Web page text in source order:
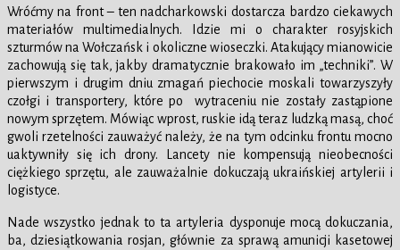
Wróćmy na front – ten nadcharkowski dostarcza bardzo ciekawych
materiałów multimedialnych. Idzie mi o charakter rosyjskich
szturmów na Wołczańsk i okoliczne wioseczki. Atakujący mianowicie
zachowują się tak, jakby dramatycznie brakowało im „techniki”. W
pierwszym i drugim dniu zmagań piechocie moskali towarzyszyły
czołgi i transportery, które po wytraceniu nie zostały zastąpione
nowym sprzętem. Mówiąc wprost, ruskie idą teraz ludzką masą, choć
gwoli rzetelności zauważyć należy, że na tym odcinku frontu mocno
uaktywniły się ich drony. Lancety nie kompensują nieobecności
ciężkiego sprzętu, ale zauważalnie dokuczają ukraińskiej artylerii i
logistyce.
Nade wszystko jednak to ta artyleria dysponuje mocą dokuczania,
ba, dziesiątkowania rosjan, głównie za sprawą amunicji kasetowej